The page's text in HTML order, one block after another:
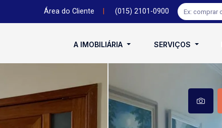
Área do Cliente (015) 2101-0900
A IMOBILIÁRIA SERVIÇOS